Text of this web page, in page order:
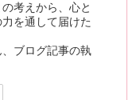
考えから、心と
を通して届けた
ブログ記事の執